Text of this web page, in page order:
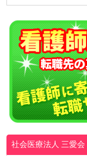
社会医療法人 三愛会